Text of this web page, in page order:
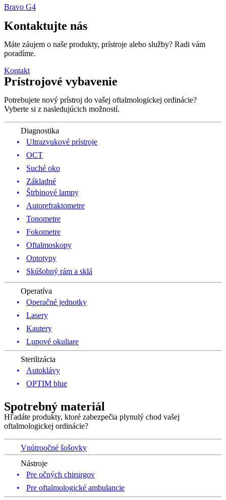
Bravo G4
Kontaktujte nás
Máte záujem o naše produkty, prístroje alebo služby? Radi vám
poradíme.
Kontakt
Prístrojové vybavenie
Potrebujete nový prístroj do vašej oftalmologickej ordinácie?
Vyberte si z nasledujúcich možností.
Diagnostika
Ultrazvukové prístroje
OCT
Suché oko
Základné
Štrbinové lampy
Autorefraktometre
Tonometre
Fokometre
Oftalmoskopy
Optotypy
Skúšobný rám a sklá
Operatíva
Operačné jednotky
Lasery
Kautery
Lupové okuliare
Sterilizácia
Autoklávy
OPTIM blue
Spotrebný materiál
Hľadáte produkty, ktoré zabezpečia plynulý chod vašej
oftalmologickej ordinácie?
Vnútroočné šošovky
Nástroje
Pre očných chirurgov
Pre oftalmologické ambulancie